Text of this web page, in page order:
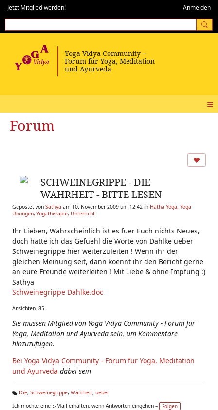
Jetzt Mitglied werden! Anmelden
Forum
SCHWEINEGRIPPE - DIE
WAHRHEIT - BITTE LESEN
Gepostet von Sathya am 10. November 2009 um 12:42 in Hatha Yoga, Yoga
Übungen, Yogatherapie, Unterricht
Ihr Lieben, Wahrscheinlich ist es fuer Euch nichts Neues,
doch hatte ich das Gefuehl die Worte von Dahlke ueber
Schweinegrippe hier weiterzuleiten ! Wenn ihr der
gleichen Meinung seit, dann koennt ihr den Bericht gerne
an eure Freunde weiterleiten ! Mit Liebe & ohne Impfung :)
Sathya
Schweinegrippe Dahlke.doc
Ansichten: 85
Sie müssen Mitglied von Yoga Vidya Community - Forum für
Yoga, Meditation und Ayurveda sein, um Kommentare
hinzuzufügen.
Bei Yoga Vidya Community - Forum für Yoga, Meditation
und Ayurveda dabei sein
g
Die, Schweinegrippe, Wahrheit, ueber
Ich möchte eine E-Mail erhalten, wenn Antworten eingehen –
Folgen